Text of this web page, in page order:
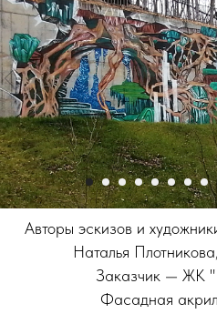
Авторы эскизов и
Наталья
Заказчик — ЖК
Фасадная